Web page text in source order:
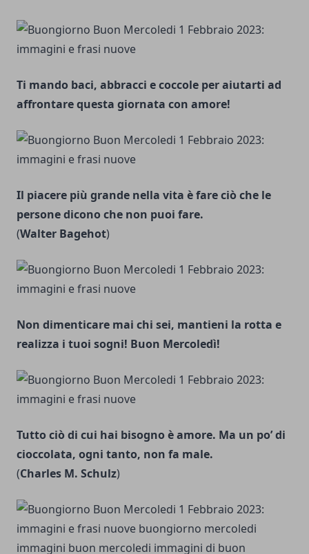
Ti mando baci, abbracci e coccole per aiutarti ad
affrontare questa giornata con amore!
Il piacere più grande nella vita è fare ciò che le
persone dicono che non puoi fare.
(Walter Bagehot)
Non dimenticare mai chi sei, mantieni la rotta e
realizza i tuoi sogni! Buon Mercoledì!
Tutto ciò di cui hai bisogno è amore. Ma un po’ di
cioccolata, ogni tanto, non fa male.
(Charles M. Schulz)